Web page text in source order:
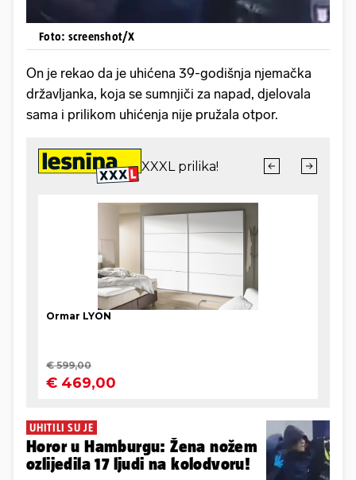
Foto: screenshot/X
On je rekao da je uhićena 39-godišnja njemačka
državljanka, koja se sumnjiči za napad, djelovala
sama i prilikom uhićenja nije pružala otpor.
UHITILI SU JE
Horor u Hamburgu: Žena nožem
ozlijedila 17 ljudi na kolodvoru!